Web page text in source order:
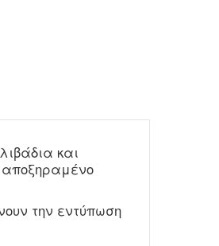
και
αποξηραμένο
την εντύπωση